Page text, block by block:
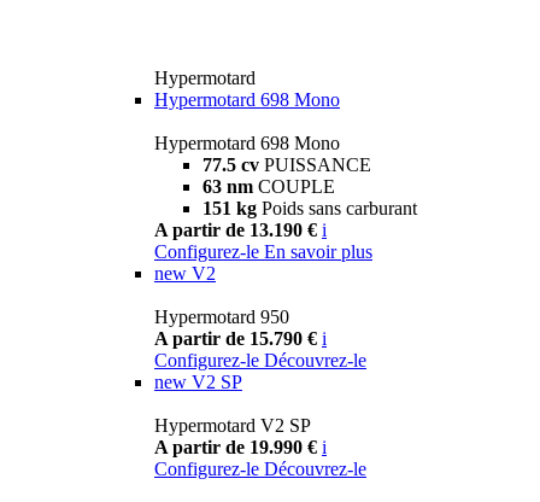
Hypermotard
Hypermotard 698 Mono
Hypermotard 698 Mono
77.5 cv PUISSANCE
63 nm COUPLE
151 kg Poids sans carburant
A partir de 13.190 € i
Configurez-le En savoir plus
new V2
Hypermotard 950
A partir de 15.790 € i
Configurez-le Découvrez-le
new V2 SP
Hypermotard V2 SP
A partir de 19.990 € i
Configurez-le Découvrez-le